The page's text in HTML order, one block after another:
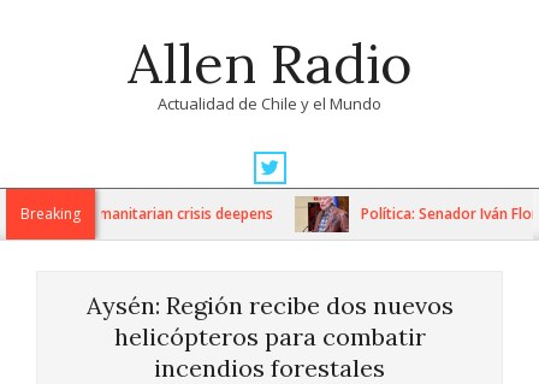
Allen Radio
Actualidad de Chile y el Mundo
Navigation
MenuBreaking
as humanitarian crisis deepens Política: Senador Iván
Aysén: Región recibe dos nuevos
helicópteros para combatir
incendios forestales